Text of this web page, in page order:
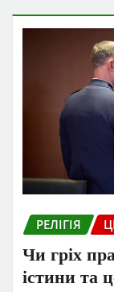
РЕЛІГІЯ
Чи гріх
істини та